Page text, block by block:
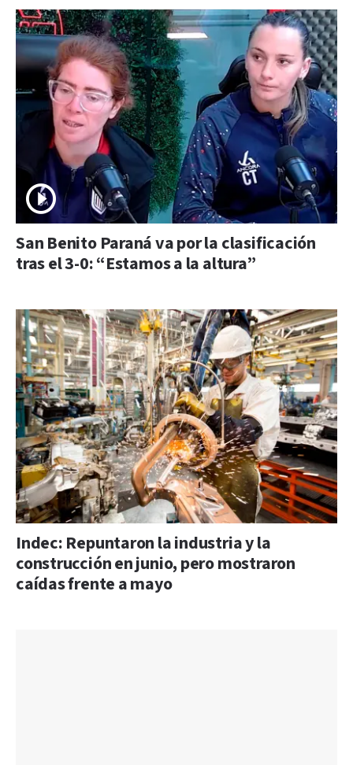
San Benito Paraná va por la clasificación
tras el 3-0: “Estamos a la altura”
Indec: Repuntaron la industria y la
construcción en junio, pero mostraron
caídas frente a mayo